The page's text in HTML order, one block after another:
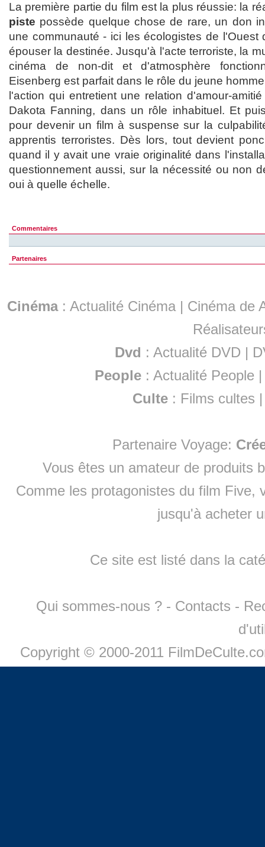
La première partie du film est la plus réussie: la
piste possède quelque chose de rare, un don
une communauté - ici les écologistes de l'Ouest
épouser la destinée. Jusqu'à l'acte terroriste, la
cinéma de non-dit et d'atmosphère
Eisenberg est parfait dans le rôle du jeune
l'action qui entretient une relation d'amour-
Dakota Fanning, dans un rôle inhabituel. Et
pour devenir un film à suspense sur la
apprentis terroristes. Dès lors, tout devient
quand il y avait une vraie originalité dans
questionnement aussi, sur la nécessité ou non
oui à quelle échelle.
Commentaires
Partenaires
Cinéma: Actualité Cinéma | Cinéma de
Dvd : Actualité DVD |
People :Actualité People
Culte : Films cultes
Partenaire Voyage:
Vous êtes un amateur de produits
Comme les protagonistes du film Five,
jusqu'à acheter
Ce site est listé dans la
Qui sommes-nous ? - Contacts -
Copyright © 2000-2011